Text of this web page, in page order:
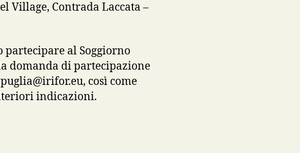
Village, Contrada Laccata –
al Soggiorno
domanda di partecipazione
così come
indicazioni.